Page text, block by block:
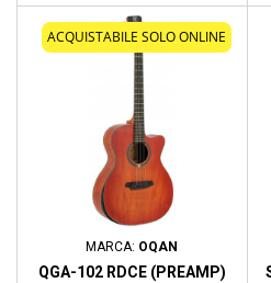
ACQUISTABILE SOLO ONLINE
MARCA: OQAN
QGA-102 RDCE (PREAMP)